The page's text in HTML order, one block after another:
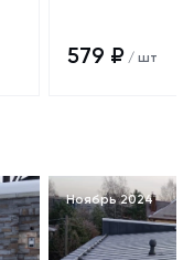
579 ₽ / шт
Ноябрь 2024